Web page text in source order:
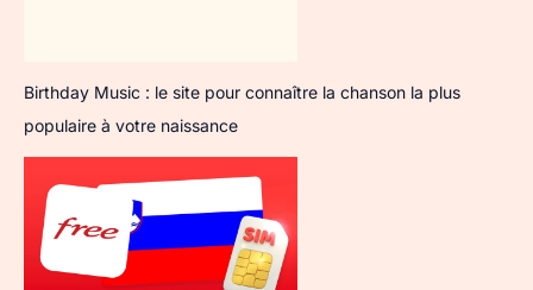
Birthday Music : le site pour connaître la chanson la plus
populaire à votre naissance